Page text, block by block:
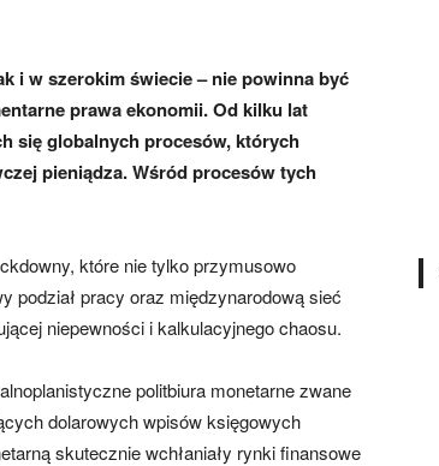
i w szerokim świecie – nie powinna być
prawa ekonomii. Od kilku lat
się globalnych procesów, których
pieniądza. Wśród procesów tych
które nie tylko przymusowo
podział pracy oraz międzynarodową sieć
niepewności i kalkulacyjnego chaosu.
politbiura monetarne zwane
dolarowych wpisów księgowych
skutecznie wchłaniały rynki finansowe